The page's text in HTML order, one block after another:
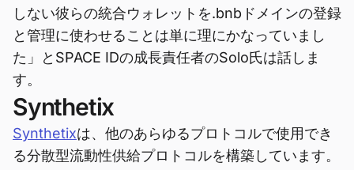
しない彼らの統合ウォレットを.bnbドメインの登録
と管理に使わせることは単に理にかなっていまし
た」とSPACE IDの成長責任者のSolo氏は話しま
す。
Synthetix
Synthetixは、他のあらゆるプロトコルで使用でき
る分散型流動性供給プロトコルを構築しています。